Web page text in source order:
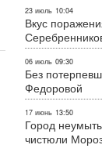
23 июль 10:04
Вкус
06 июль 09:30
Без
Федоровой
17 июнь 13:50
Город
чистюли